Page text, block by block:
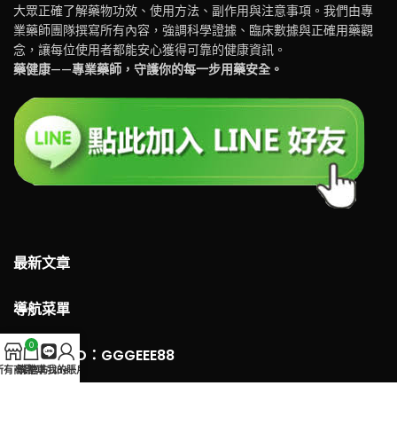
大眾正確了解藥物功效、使用方法、副作用與注意事項。我們由專
業藥師團隊撰寫所有內容，強調科學證據、臨床數據與正確用藥觀
念，讓每位使用者都能安心獲得可靠的健康資訊。
藥健康——專業藥師，守護你的每一步用藥安全。
最新文章
導航菜單
LINE 客服ID：GGGEEE88
有商品
0
購物車官方Line
我的賬戶